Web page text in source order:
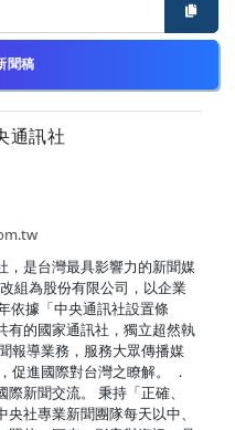
聞稿
通訊社
，是台灣最具影響力的新聞媒
組為股份有限公司，以企業
依據「中央通訊社設置條
有的國家通訊社，獨立超然執
報導業務，服務大眾傳播媒
促進國際對台灣之瞭解。 ．
新聞交流。 秉持「正確、
社專業新聞團隊每天以中、